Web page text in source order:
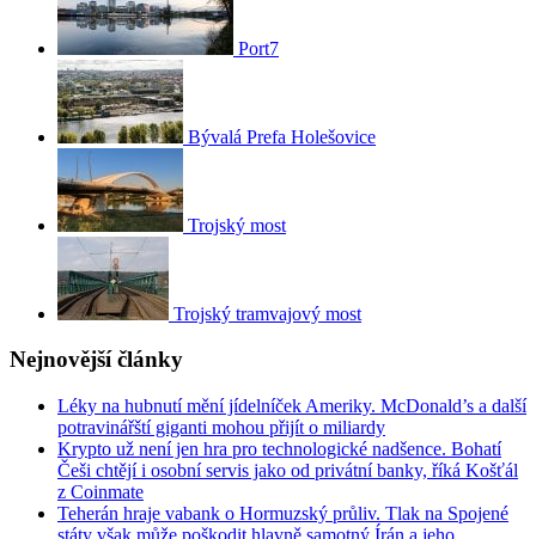
Port7
Bývalá Prefa Holešovice
Trojský most
Trojský tramvajový most
Nejnovější články
Léky na hubnutí mění jídelníček Ameriky. McDonald’s a další
potravinářští giganti mohou přijít o miliardy
Krypto už není jen hra pro technologické nadšence. Bohatí
Češi chtějí i osobní servis jako od privátní banky, říká Košťál
z Coinmate
Teherán hraje vabank o Hormuzský průliv. Tlak na Spojené
státy však může poškodit hlavně samotný Írán a jeho